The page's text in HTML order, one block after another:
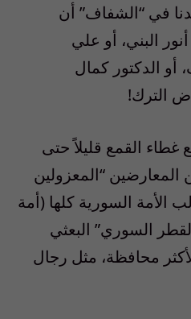
في “الشفاف” أن
البني، أو علي
أو الدكتور كمال
الترك!
غطاء القمع قليلاً حتى
المعارضين “المعزولين
السورية كلها (أمة
السوري” البعثي
محافظة، مثل رجال